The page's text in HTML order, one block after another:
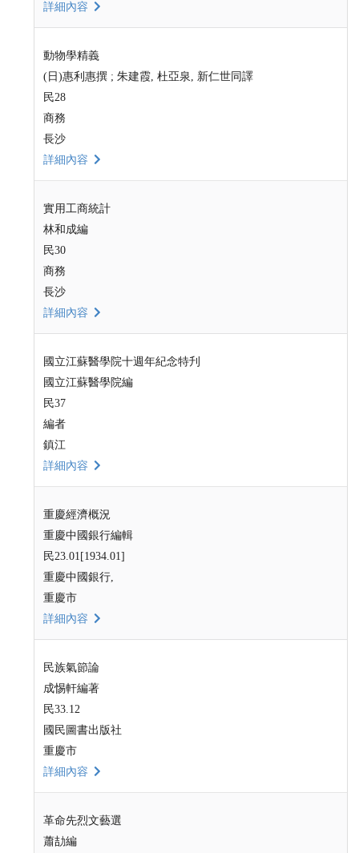
詳細內容
動物學精義
(日)惠利惠撰 ; 朱建霞, 杜亞泉, 新仁世同譯
民28
商務
長沙
詳細內容
實用工商統計
林和成編
民30
商務
長沙
詳細內容
國立江蘇醫學院十週年紀念特刋
國立江蘇醫學院編
民37
編者
鎮江
詳細內容
重慶經濟概況
重慶中國銀行編輯
民23.01[1934.01]
重慶中國銀行,
重慶市
詳細內容
民族氣節論
成惕軒編著
民33.12
國民圖書出版社
重慶市
詳細內容
革命先烈文藝選
蕭劼編